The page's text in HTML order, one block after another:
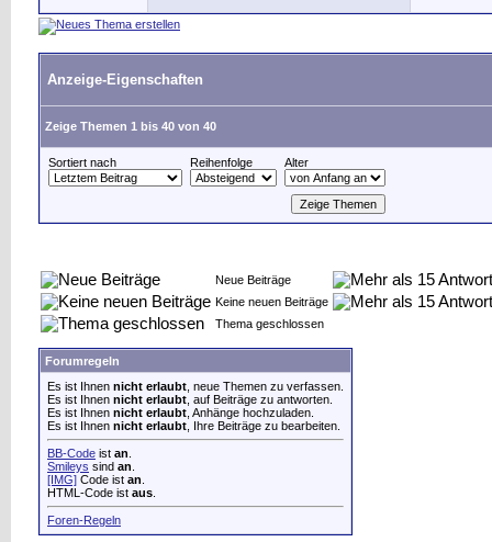
Anzeige-Eigenschaften
Zeige Themen 1 bis 40 von 40
Sortiert nach Reihenfolge Alter
Neue Beiträge
Keine neuen Beiträge
Thema geschlossen
Forumregeln
Es ist Ihnen nicht erlaubt , neue Themen zu verfassen.
Es ist Ihnen nicht erlaubt , auf Beiträge zu antworten.
Es ist Ihnen nicht erlaubt , Anhänge hochzuladen.
Es ist Ihnen nicht erlaubt , Ihre Beiträge zu bearbeiten.
BB-Code ist an
Smileys sind an
[IMG] Code ist an
HTML-Code ist aus
Foren-Regeln